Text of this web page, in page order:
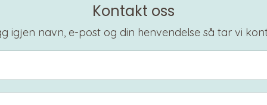
Kontakt oss
igjen navn, e-post og din henvendelse så tar vi